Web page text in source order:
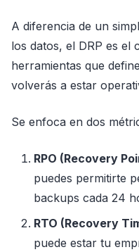
A diferencia de un
los datos, el DRP es el
herramientas que
volverás a estar
Se enfoca en dos
RPO (Recovery
puedes permitirte
backups cada 24
RTO (Recovery
puede estar tu